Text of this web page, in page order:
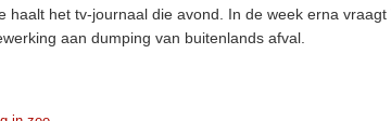
haalt het tv-journaal die avond. In de week erna
aan dumping van buitenlands afval.